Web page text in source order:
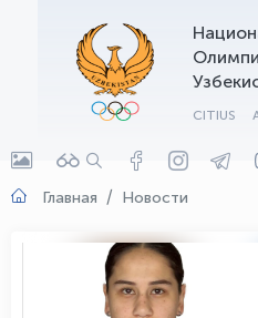
CITIUS
Главная Новости
OLYMPCHIK AI -
Онлайн · olympic.uz